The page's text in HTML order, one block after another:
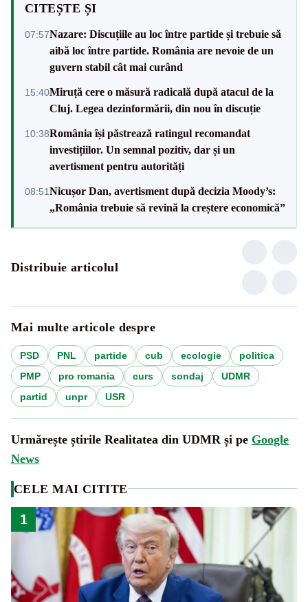
CITEȘTE ȘI
07:57Nazare: Discuțiile au loc între partide și trebuie să
aibă loc între partide. România are nevoie de un
guvern stabil cât mai curând
15:40Miruță cere o măsură radicală după atacul de la
Cluj. Legea dezinformării, din nou în discuție
10:38România își păstrează ratingul recomandat
investițiilor. Un semnal pozitiv, dar și un
avertisment pentru autorități
08:51Nicușor Dan, avertisment după decizia Moody’s:
„România trebuie să revină la creștere economică”
Distribuie articolul
Mai multe articole despre
PSD PNL partide cub ecologie
politica
PMP
pro romania curs sondaj
UDMR
partid
unpr USR
Urmărește știrile Realitatea din UDMR și pe Google
News
CELE MAI CITITE
1